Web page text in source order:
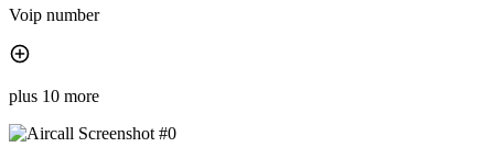
Voip number
plus 10 more